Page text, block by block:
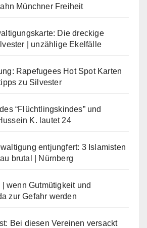
Münchner Freiheit
Die dreckige
| unzählige Ekelfälle
Rapefugees Hot Spot Karten
zu Silvester
“Flüchtlingskindes” und
K. lautet 24
entjungfert: 3 Islamisten
brutal | Nürnberg
wenn Gutmütigkeit und
zur Gefahr werden
Bei diesen Vereinen versackt